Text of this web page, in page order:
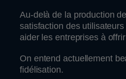
Au-delà de la production
satisfaction des
aider les entreprises à
On entend actuellement
fidélisation.